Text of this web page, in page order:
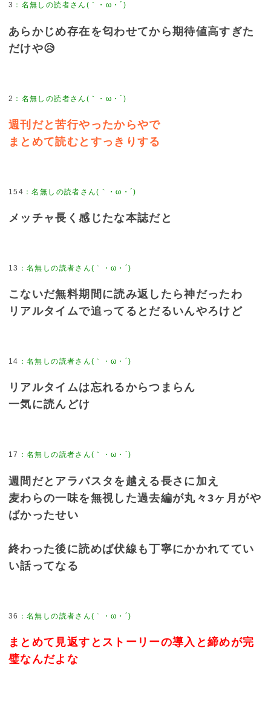
3
あらかじめ存在を匂わせてから期待値高すぎた
だけや😥
2
週刊だと苦行やったからやで
まとめて読むとすっきりする
154
メッチャ長く感じたな本誌だと
13
こないだ無料期間に読み返したら神だったわ
リアルタイムで追ってるとだるいんやろけど
14
リアルタイムは忘れるからつまらん
一気に読んどけ
17
週間だとアラバスタを越える長さに加え
麦わらの一味を無視した過去編が丸々3ヶ月がや
ばかったせい
終わった後に読めば伏線も丁寧にかかれててい
い話ってなる
36
まとめて見返すとストーリーの導入と締めが完
璧なんだよな